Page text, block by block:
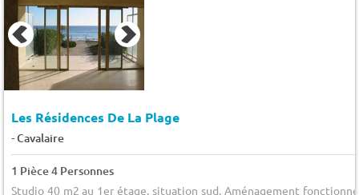
Les Résidences De La Plage
-Cavalaire
1 Pièce 4 Personnes
Studio 40 m2 au 1er étage, situation sud. Aménagement